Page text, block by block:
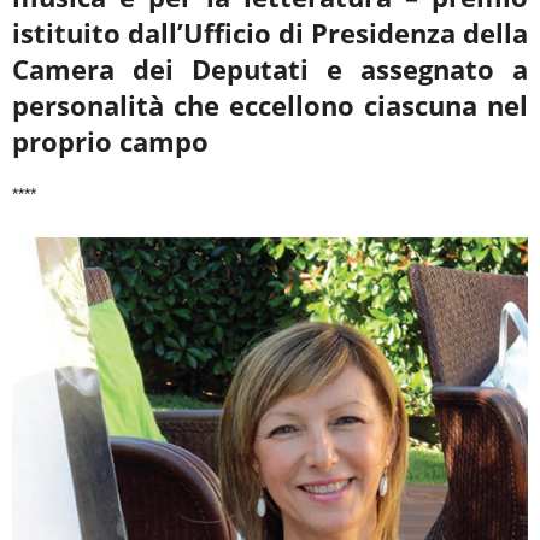
istituito dall’Ufficio di Presidenza della
Camera dei Deputati e assegnato a
personalità che eccellono ciascuna nel
proprio campo
****